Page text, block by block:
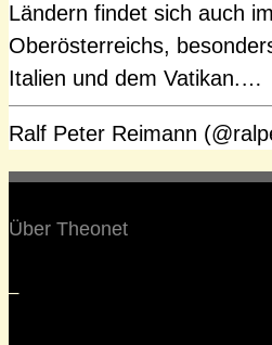
Ländern findet sich auch
Oberösterreichs,
Italien und dem Vatikan.…
Ralf Peter Reimann
Über Theonet
–